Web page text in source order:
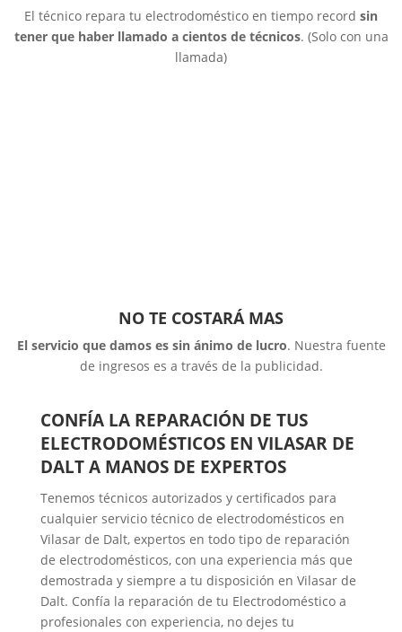
El técnico repara tu electrodoméstico en tiempo record sin
tener que haber llamado a cientos de técnicos. (Solo con una
llamada)
NO TE COSTARÁ MAS
El servicio que damos es sin ánimo de lucro. Nuestra fuente
de ingresos es a través de la publicidad.
CONFÍA LA REPARACIÓN DE TUS
ELECTRODOMÉSTICOS EN VILASAR DE
DALT A MANOS DE EXPERTOS
Tenemos técnicos autorizados y certificados para
cualquier servicio técnico de electrodomésticos en
Vilasar de Dalt, expertos en todo tipo de reparación
de electrodomésticos, con una experiencia más que
demostrada y siempre a tu disposición en Vilasar de
Dalt. Confía la reparación de tu Electrodoméstico a
profesionales con experiencia, no dejes tu